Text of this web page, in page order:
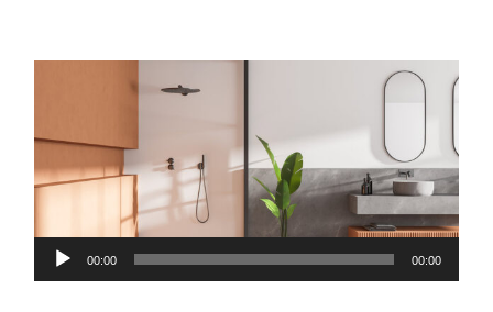
Lecteur
audio
00:00 00:00